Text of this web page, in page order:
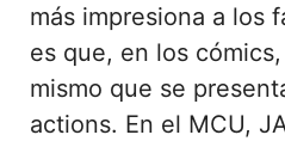
más impresiona a los
es que, en los
mismo que se
actions. En el MCU,